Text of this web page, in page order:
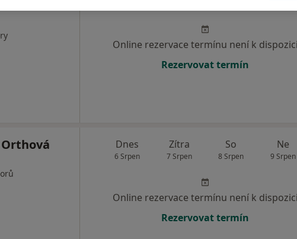
Online rezervace termínu není k dispozici
Rezervovat termín
Dnes
6 Srpen
Zítra
7 Srpen
So
8 Srpen
Ne
9 Srpen
Online rezervace termínu není k dispozici
Rezervovat termín